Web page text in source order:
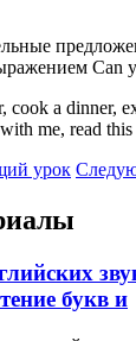
Can
cook a dinner,
me, read
урок
букв и